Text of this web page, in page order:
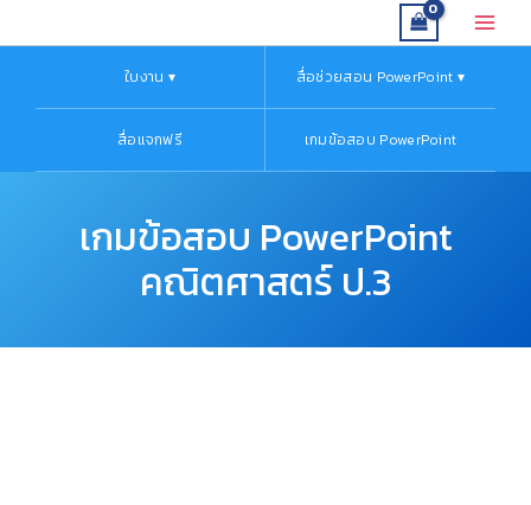
to
Main
ใบงาน ▾ สื่อช่วยสอน PowerPoint ▾
สื่อแจกฟรี เกมข้อสอบ PowerPoint
เกมข้อสอบ PowerPoint
คณิตศาสตร์ ป.3
คณิตศาสตร์
price
was:
price
price
was:
price